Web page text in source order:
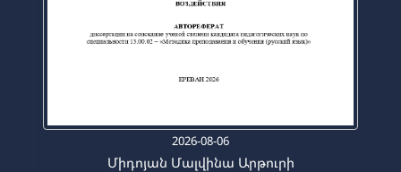
2026-08-06
Միդոյան Մալվինա Արթուրի